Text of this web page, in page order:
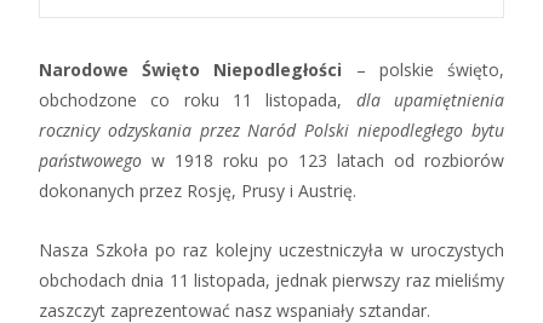
Narodowe Święto Niepodległości – polskie święto,
obchodzone co roku 11 listopada, dla upamiętnienia
rocznicy odzyskania przez Naród Polski niepodległego bytu
państwowego w 1918 roku po 123 latach od rozbiorów
dokonanych przez Rosję, Prusy i Austrię.
Nasza Szkoła po raz kolejny uczestniczyła w uroczystych
obchodach dnia 11 listopada, jednak pierwszy raz mieliśmy
zaszczyt zaprezentować nasz wspaniały sztandar.